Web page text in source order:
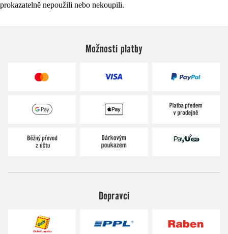
prokazatelně nepoužili nebo nekoupili.
Možnosti platby
Dopravci